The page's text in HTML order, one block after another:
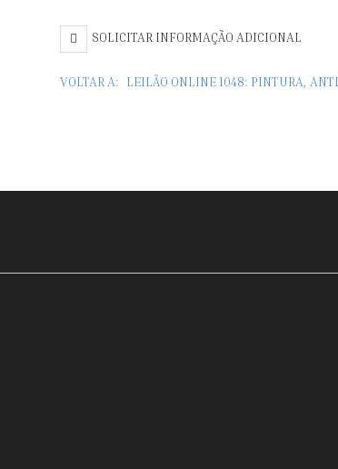
SOLICITAR INFORMAÇÃO ADICIONAL
VOLTAR A: LEILÃO ONLINE 1048: PINTURA,